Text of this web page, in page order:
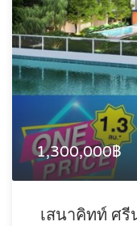
1,300,000฿
เสนาคิทท์ ศ